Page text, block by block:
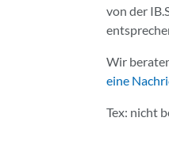
von der
Wir
eine
Tex: nicht